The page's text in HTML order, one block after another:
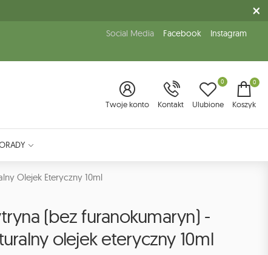
Social Media Facebook Instagram
Twoje konto Kontakt Ulubione
0 0
Koszyk
Olejek Eteryczny 10ml
(bez furanokumaryn) -
olejek eteryczny 10ml